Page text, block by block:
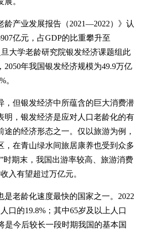
产业发展报告（2021—2022）》认
亿元，占GDP的比重攀升至
大学老龄研究院银发经济课题组此
年我国银发经济规模为49.9万亿
。
但银发经济中所蕴含的巨大消费潜
明，银发经济是应对人口老龄化的有
的经济形态之一。仅以旅游为例，
，在青山绿水间旅居康养也受到众多
期末，我国出游率较高、旅游消费
入有望超过万亿元。
老龄化速度最快的国家之一。2022
口的19.8%；其中65岁及以上人口
是今后较长一段时期我国的基本国